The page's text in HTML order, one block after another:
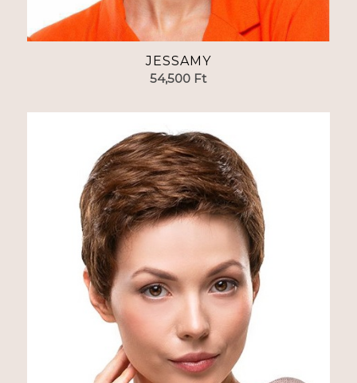
JESSAMY
54,500 Ft